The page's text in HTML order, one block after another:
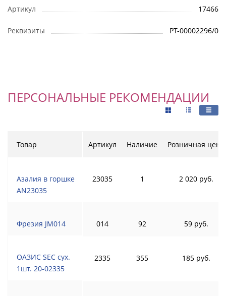
Артикул 17466
Реквизиты РТ-00002296/0
ПЕРСОНАЛЬНЫЕ РЕКОМЕНДАЦИИ
Товар
Азалия в горшке
AN23035
Фрезия JM014
ОАЗИС SEC сух.
1шт. 20-02335
Артикул Наличие Розничная цена
23035 1 2 020 руб.
014 92 59 руб.
2335 355 185 руб.